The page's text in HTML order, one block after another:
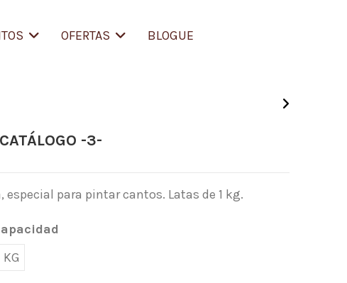
OFERTAS BLOGUE
-3-
especial para pintar cantos. Latas de 1 kg.
KG